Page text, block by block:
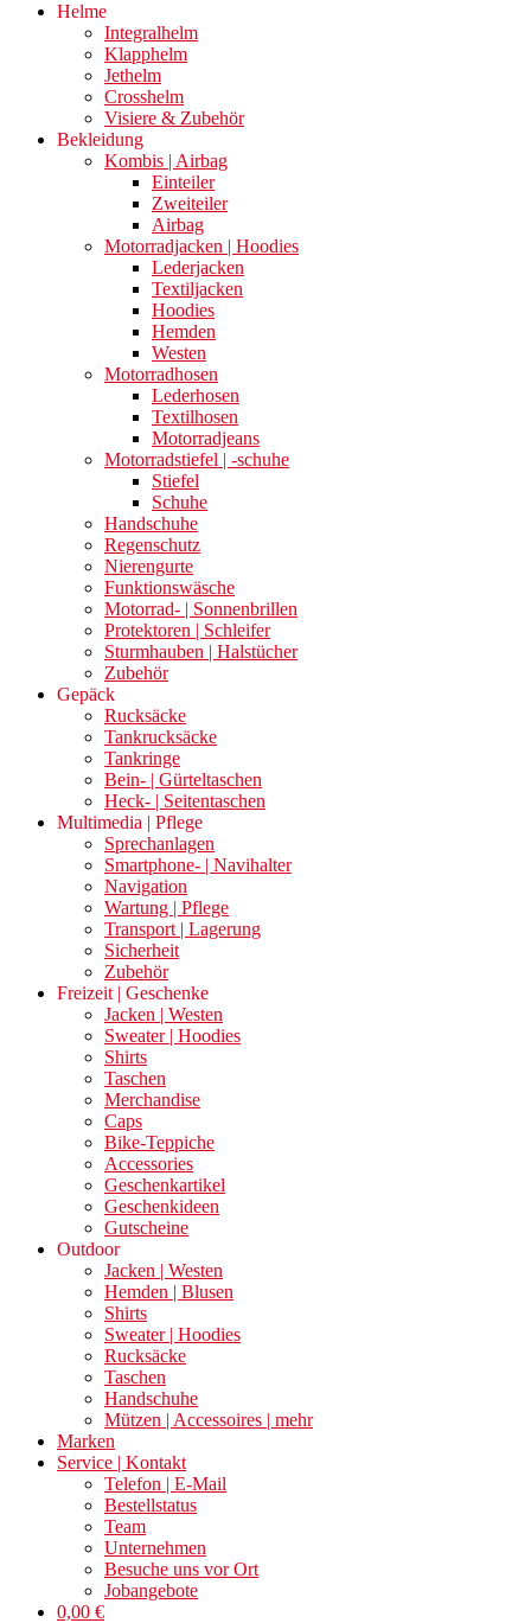
Helme
Integralhelm
Klapphelm
Jethelm
Crosshelm
Visiere & Zubehör
Bekleidung
Kombis | Airbag
Einteiler
Zweiteiler
Airbag
Motorradjacken | Hoodies
Lederjacken
Textiljacken
Hoodies
Hemden
Westen
Motorradhosen
Lederhosen
Textilhosen
Motorradjeans
Motorradstiefel | -schuhe
Stiefel
Schuhe
Handschuhe
Regenschutz
Nierengurte
Funktionswäsche
Motorrad- | Sonnenbrillen
Protektoren | Schleifer
Sturmhauben | Halstücher
Zubehör
Gepäck
Rucksäcke
Tankrucksäcke
Tankringe
Bein- | Gürteltaschen
Heck- | Seitentaschen
Multimedia | Pflege
Sprechanlagen
Smartphone- | Navihalter
Navigation
Wartung | Pflege
Transport | Lagerung
Sicherheit
Zubehör
Freizeit | Geschenke
Jacken | Westen
Sweater | Hoodies
Shirts
Taschen
Merchandise
Caps
Bike-Teppiche
Accessories
Geschenkartikel
Geschenkideen
Gutscheine
Outdoor
Jacken | Westen
Hemden | Blusen
Shirts
Sweater | Hoodies
Rucksäcke
Taschen
Handschuhe
Mützen | Accessoires | mehr
Marken
Service | Kontakt
Telefon | E-Mail
Bestellstatus
Team
Unternehmen
Besuche uns vor Ort
Jobangebote
0,00 €